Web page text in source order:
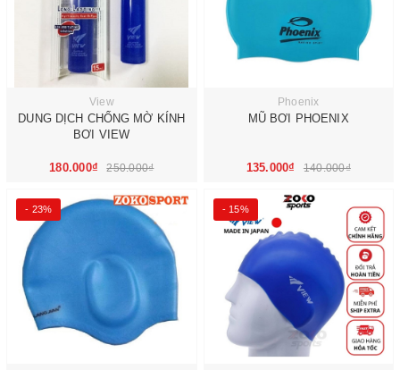
View
DUNG DỊCH CHỐNG MỜ KÍNH
BƠI VIEW
180.000₫ 250.000₫
Phoenix
MŨ BƠI PHOENIX
135.000₫ 140.000₫
- 23% - 15%